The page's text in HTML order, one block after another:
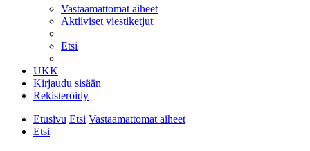
Vastaamattomat aiheet
Aktiiviset viestiketjut
Etsi
UKK
Kirjaudu sisään
Rekisteröidy
Etusivu Etsi Vastaamattomat aiheet
Etsi